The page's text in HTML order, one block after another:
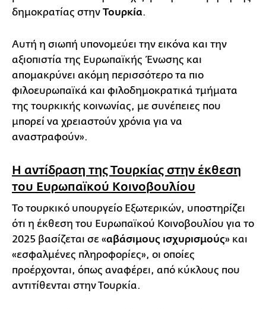
δημοκρατίας στην Τουρκία.
Αυτή η σιωπή υπονομεύει την εικόνα και την
αξιοπιστία της Ευρωπαϊκής Ένωσης και
απομακρύνει ακόμη περισσότερο τα πιο
φιλοευρωπαϊκά και φιλοδημοκρατικά τμήματα
της τουρκικής κοινωνίας, με συνέπειες που
μπορεί να χρειαστούν χρόνια για να
αναστραφούν».
Η αντίδραση της Τουρκίας στην έκθεση
του Ευρωπαϊκού Κοινοβουλίου
Το τουρκικό υπουργείο Εξωτερικών, υποστηρίζει
ότι η έκθεση του Ευρωπαϊκού Κοινοβουλίου για το
2025 βασίζεται σε «αβάσιμους ισχυρισμούς» και
«εσφαλμένες πληροφορίες», οι οποίες
προέρχονται, όπως αναφέρει, από κύκλους που
αντιτίθενται στην Τουρκία.